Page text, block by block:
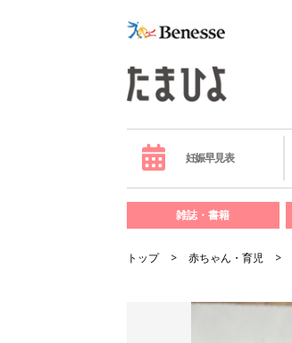
妊娠早見表
雑誌・書籍
トップ 赤ちゃん・育児